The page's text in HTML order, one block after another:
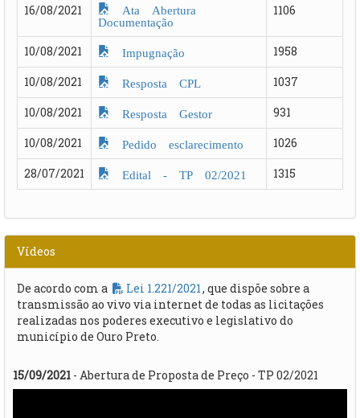
16/08/2021
Ata Abertura
Documentação
1106
10/08/2021 Impugnação
1958
10/08/2021
Resposta CPL
1037
10/08/2021
Resposta Gestor
931
10/08/2021
Pedido esclarecimento
1026
28/07/2021
Edital - TP 02/2021 1315
Vídeos
De acordo com a Lei 1.221/2021 , que dispõe sobre a
transmissão ao vivo via internet de todas as licitações
realizadas nos poderes executivo e legislativo do
município de Ouro Preto.
15/09/2021 - Abertura de Proposta de Preço - TP 02/2021